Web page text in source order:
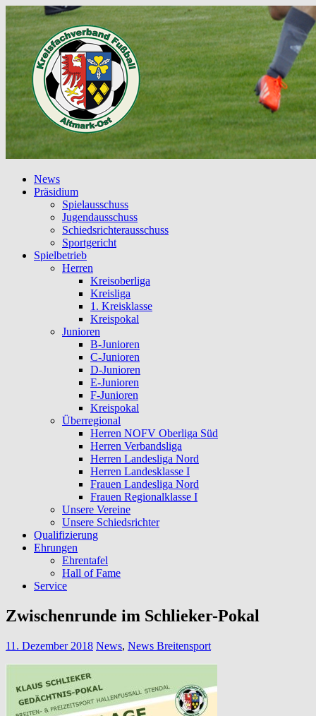
News
Präsidium
Spielausschuss
Jugendausschuss
Schiedsrichterausschuss
Sportgericht
Spielbetrieb
Herren
Kreisoberliga
Kreisliga
1. Kreisklasse
Kreispokal
Junioren
B-Junioren
C-Junioren
D-Junioren
E-Junioren
F-Junioren
Kreispokal
Überregional
Herren NOFV Oberliga Süd
Herren Verbandsliga
Herren Landesliga Nord
Herren Landesklasse I
Frauen Landesliga Nord
Frauen Regionalklasse I
Unsere Vereine
Unsere Schiedsrichter
Qualifizierung
Ehrungen
Ehrentafel
Hall of Fame
Service
Zwischenrunde im Schlieker-Pokal
11. Dezember 2018 News, News Breitensport